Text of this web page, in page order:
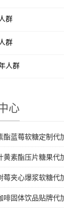
群
群
人群
心